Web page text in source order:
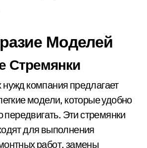
Моделей
Стремянки
компания предлагает
модели, которые удобно
передвигать. Эти стремянки
для выполнения
работ, замены